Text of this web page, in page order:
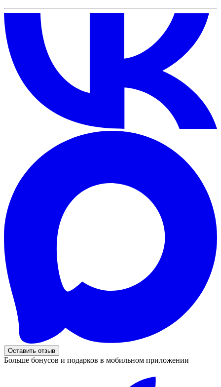
Оставить отзыв
Больше бонусов и подарков в мобильном приложении